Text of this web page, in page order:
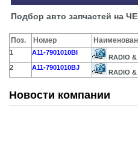
Подбор авто запчастей на
Поз. Номер
1 A11-7901010BI
RADIO &
2 A11-7901010BJ
RADIO &
Новости компании